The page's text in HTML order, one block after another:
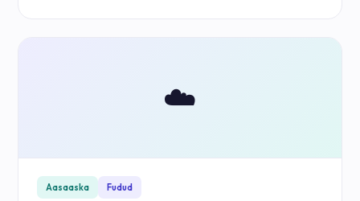
☁️
Aasaaska Fudud